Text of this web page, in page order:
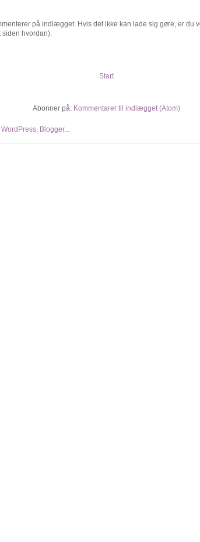
på indlægget. Hvis det ikke kan lade sig gøre, er du
siden hvordan).
Start
Abonner på: Kommentarer til indlægget (Atom)